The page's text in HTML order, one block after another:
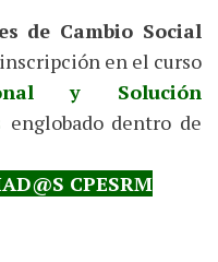
de Cambio Social
en el curso
y Solución
englobado dentro de
CPESRM